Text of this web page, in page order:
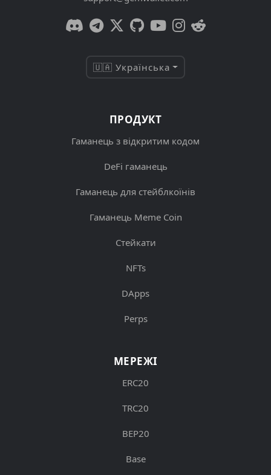
🇺🇦 Українська
ПРОДУКТ
Гаманець з відкритим кодом
DeFi гаманець
Гаманець для стейблкоїнів
Гаманець Meme Coin
Стейкати
NFTs
DApps
Perps
МЕРЕЖІ
ERC20
TRC20
BEP20
Base